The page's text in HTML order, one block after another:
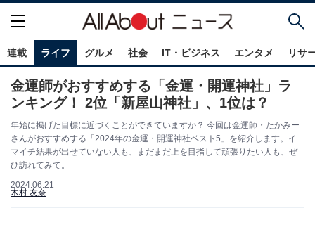
連載 ライフ グルメ 社会 IT・ビジネス エンタメ リサ
金運師がおすすめする「金運・開運神社」ラ
ンキング！ 2位「新屋山神社」、1位は？
年始に掲げた目標に近づくことができていますか？ 今回は金運師・たかみー
さんがおすすめする「2024年の金運・開運神社ベスト5」を紹介します。イ
マイチ結果が出せていない人も、まだまだ上を目指して頑張りたい人も、ぜ
ひ訪れてみて。
2024.06.21
木村 友奈